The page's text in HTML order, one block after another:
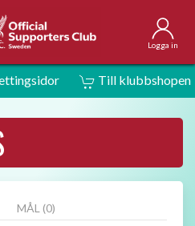
Logga in
Till klubbshopen
MÅL (0)